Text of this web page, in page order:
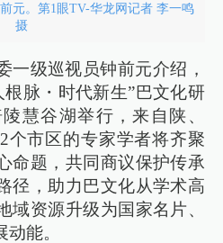
元。第1眼TV-华龙网记者 李一鸣
摄
一级巡视员钟前元介绍，
根脉・时代新生”巴文化研
慧谷湖举行，来自陕、
个市区的专家学者将齐聚
命题，共同商议保护传承
径，助力巴文化从学术高
域资源升级为国家名片、
能。